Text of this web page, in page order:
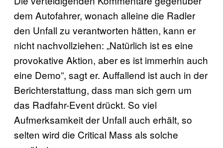
dem Autofahrer, wonach alleine die Radler
den Unfall zu verantworten hätten, kann er
nicht nachvollziehen: „Natürlich ist es eine
provokative Aktion, aber es ist immerhin auch
eine Demo”, sagt er. Auffallend ist auch in der
Berichterstattung, dass man sich gern um
das Radfahr-Event drückt. So viel
Aufmerksamkeit der Unfall auch erhält, so
selten wird die Critical Mass als solche